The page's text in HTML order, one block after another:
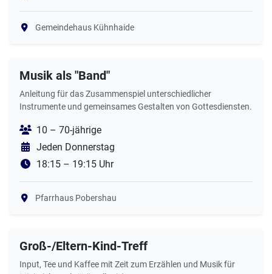
Gemeindehaus Kühnhaide
Musik als "Band"
Anleitung für das Zusammenspiel unterschiedlicher
Instrumente und gemeinsames Gestalten von Gottesdiensten.
10 – 70-jährige
Jeden Donnerstag
18:15 – 19:15 Uhr
Pfarrhaus Pobershau
Groß-/Eltern-Kind-Treff
Input, Tee und Kaffee mit Zeit zum Erzählen und Musik für